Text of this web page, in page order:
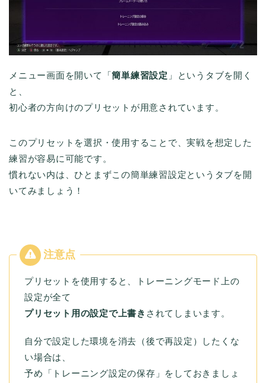
メニュー画面を開いて「簡単練習設定 」というタブを開く
と、
初心者の方向けのプリセットが用意されています。
このプリセットを選択・使用することで、実戦を想定した
練習が容易に可能です。
慣れない内は、ひとまずこの簡単練習設定というタブを開
いてみましょう！
プリセットを使用すると、トレーニングモード上の
設定が全て
プリセット用の設定で上書き されてしまいます。
自分で設定した環境を消去（後で再設定）したくな
い場合は、
予め「トレーニング設定の保存」をしておきましょ